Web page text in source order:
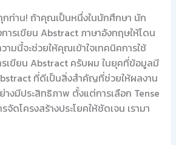
ท่าน! ถ้าคุณเป็นหนึ่งในนักศึกษา นัก
รเขียน Abstract ภาษาอังกฤษให้โดน
มนี้จะช่วยให้คุณเข้าใจเทคนิคการใช้
รเขียน Abstract ครับผม ในยุคที่ข้อมูลมี
ที่ดีเป็นสิ่งสำคัญที่ช่วยให้ผลงาน
งมีประสิทธิภาพ ตั้งแต่การเลือก Tense
จัดโครงสร้างประโยคให้ชัดเจน เรามา